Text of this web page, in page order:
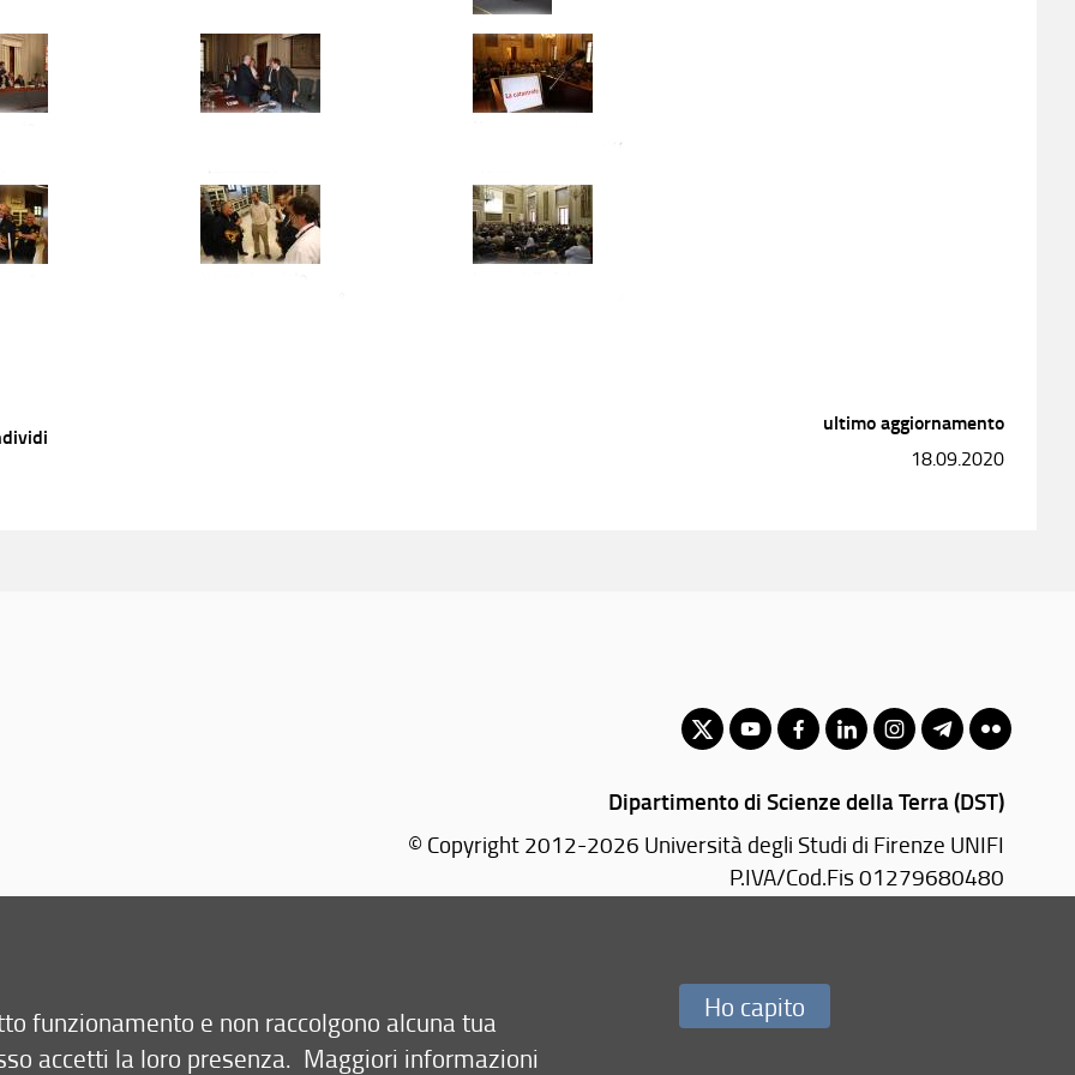
ultimo aggiornamento
18.09.2020
Dipartimento di Scienze della Terra (DST)
© Copyright 2012-2026 Università degli Studi di Firenze UNIFI
P.IVA/Cod.Fis 01279680480
PEC:
funzionamento e non raccolgono alcuna tua
accetti la loro presenza. Maggiori informazioni
Ho capito